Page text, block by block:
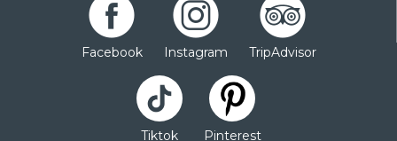
Facebook Instagram TripAdvisor
Tiktok Pinterest